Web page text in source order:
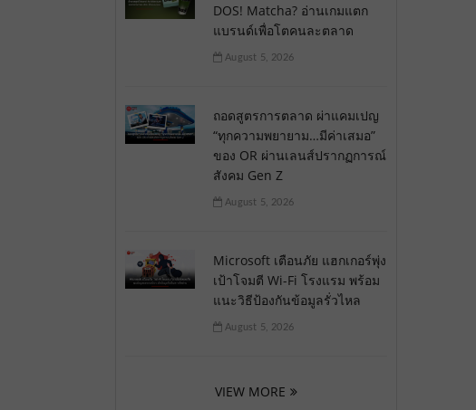
DOS! Matcha? อ่านเกมแตก
แบรนด์เพื่อโตคนละตลาด
August 5, 2026
ถอดสูตรการตลาด ผ่าแคมเปญ
“ทุกความพยายาม…มีค่าเสมอ”
ของ OR ผ่านเลนส์ปรากฏการณ์
สังคม Gen Z
August 5, 2026
Microsoft เตือนภัย แฮกเกอร์พุ่ง
เป้าโจมตี Wi-Fi โรงแรม พร้อม
แนะวิธีป้องกันข้อมูลรั่วไหล
August 5, 2026
VIEW MORE